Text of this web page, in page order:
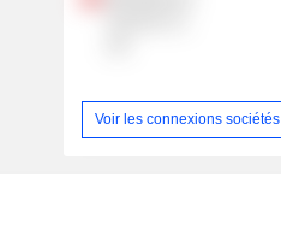
Voir les connexions sociétés